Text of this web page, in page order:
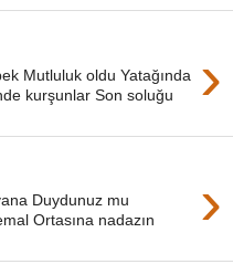
›
Mutluluk oldu Yatağında
kurşunlar Son soluğu
›
Duydunuz mu
Ortasına nadazın